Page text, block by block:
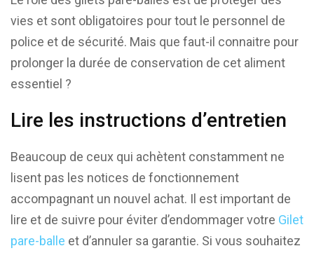
vies et sont obligatoires pour tout le personnel de
police et de sécurité. Mais que faut-il connaitre pour
prolonger la durée de conservation de cet aliment
essentiel ?
Lire les instructions d’entretien
Beaucoup de ceux qui achètent constamment ne
lisent pas les notices de fonctionnement
accompagnant un nouvel achat. Il est important de
lire et de suivre pour éviter d’endommager votre Gilet
pare-balle et d’annuler sa garantie. Si vous souhaitez